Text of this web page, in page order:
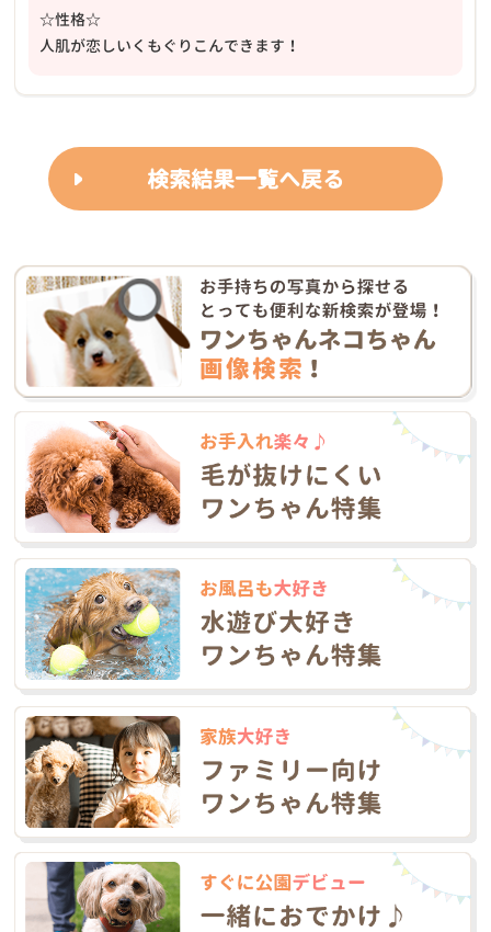
☆性格☆
人肌が恋しいくもぐりこんできます！
検索結果一覧へ戻る